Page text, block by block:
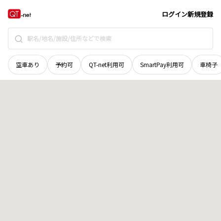
ログイン新規登録
空車あり 予約可 QT-net利用可 SmartPay利用可 車椅子
石川県